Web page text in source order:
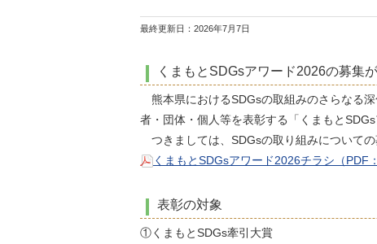
最終更新日： 2026年7月7日
くまもとSDGsアワード2026の募集
熊本県におけるSDGsの取組みのさらなる
者・団体・個人等を表彰する「くまもと
つきましては、SDGsの取り組みについて
くまもとSDGsアワード2026チラシ（PDF
表彰の対象
①くまもとSDGs牽引大賞